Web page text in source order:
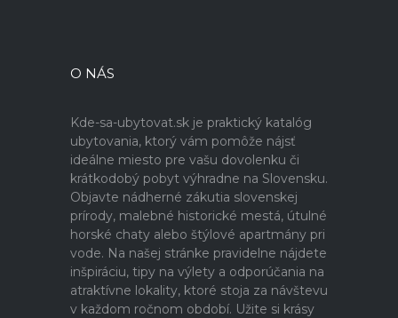
O NÁS
Kde-sa-ubytovat.sk je praktický katalóg
ubytovania, ktorý vám pomôže nájsť
ideálne miesto pre vašu dovolenku či
krátkodobý pobyt výhradne na Slovensku.
Objavte nádherné zákutia slovenskej
prírody, malebné historické mestá, útulné
horské chaty alebo štýlové apartmány pri
vode. Na našej stránke pravidelne nájdete
inšpiráciu, tipy na výlety a odporúčania na
atraktívne lokality, ktoré stoja za návštevu
v každom ročnom období. Užite si krásy